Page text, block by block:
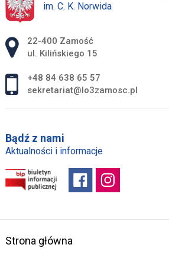
im. C. K. Norwida
Adres pocztowy:
22-400 Zamość
ul. Kilińskiego 15
+48 84 638 65 57
sekretariat@lo3zamosc.pl
Bądź z nami
Aktualności i informacje
Strona główna